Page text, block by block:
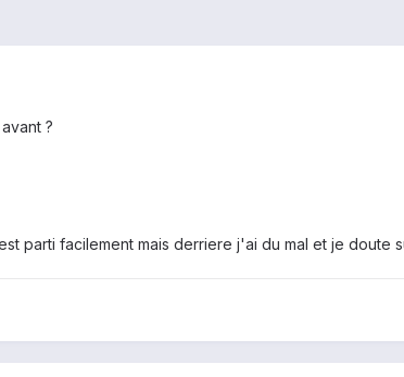
?
parti facilement mais derriere j'ai du mal et je doute